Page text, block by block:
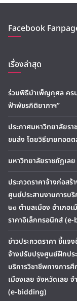
Facebook
เรื่องล่าสุด
ร่วมพิธีบำเพ็ญกุศล คร
ฟ้าพัชรกิติยาภาฯ”
ประกาศมหาวิทยาลัยร
ขนส่ง โดยวิธีขายทอดต
มหาวิทยาลัยราชภัฏเล
ประกวดราคาจ้างก่อส
ศูนย์ประสานงานการบ
๒๓ ตำบลเมือง อำเภอ
ราคาอิเล็กทรอนิกส์
ข่าวประกวดราคา ชี้แจ
จ้างปรับปรุงศูนย์ฝึกปร
บริการวิชาชีพทางการ
เมืองเลย จังหวัดเลย
(e-bidding)